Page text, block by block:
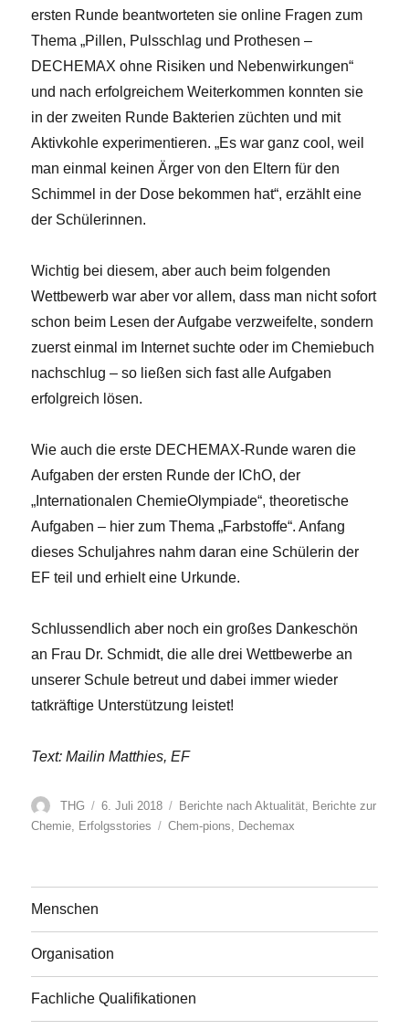
ersten Runde beantworteten sie online Fragen zum
Thema „Pillen, Pulsschlag und Prothesen –
DECHEMAX ohne Risiken und Nebenwirkungen“
und nach erfolgreichem Weiterkommen konnten sie
in der zweiten Runde Bakterien züchten und mit
Aktivkohle experimentieren. „Es war ganz cool, weil
man einmal keinen Ärger von den Eltern für den
Schimmel in der Dose bekommen hat“, erzählt eine
der Schülerinnen.
Wichtig bei diesem, aber auch beim folgenden
Wettbewerb war aber vor allem, dass man nicht sofort
schon beim Lesen der Aufgabe verzweifelte, sondern
zuerst einmal im Internet suchte oder im Chemiebuch
nachschlug – so ließen sich fast alle Aufgaben
erfolgreich lösen.
Wie auch die erste DECHEMAX-Runde waren die
Aufgaben der ersten Runde der IChO, der
„Internationalen ChemieOlympiade“, theoretische
Aufgaben – hier zum Thema „Farbstoffe“. Anfang
dieses Schuljahres nahm daran eine Schülerin der
EF teil und erhielt eine Urkunde.
Schlussendlich aber noch ein großes Dankeschön
an Frau Dr. Schmidt, die alle drei Wettbewerbe an
unserer Schule betreut und dabei immer wieder
tatkräftige Unterstützung leistet!
Text: Mailin Matthies, EF
Autor
THG
Veröffentlicht
am
6. Juli 2018 Kategorien
Berichte nach Aktualität Berichte zur
Chemie
Erfolgsstories Schlagwörter
Chem-pions Dechemax
Menschen
Organisation
Fachliche Qualifikationen